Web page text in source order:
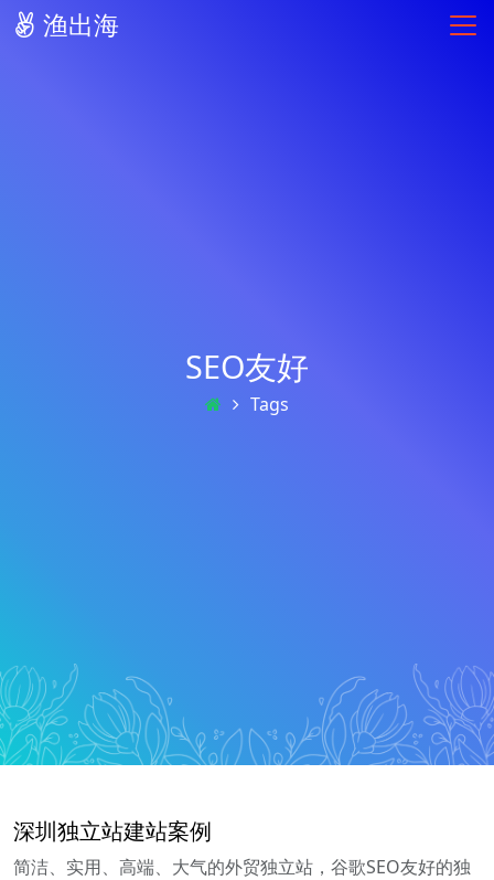
渔出海
SEO友好
Tags
深圳独立站建站案例
简洁、实用、高端、大气的外贸独立站，谷歌SEO友好的独